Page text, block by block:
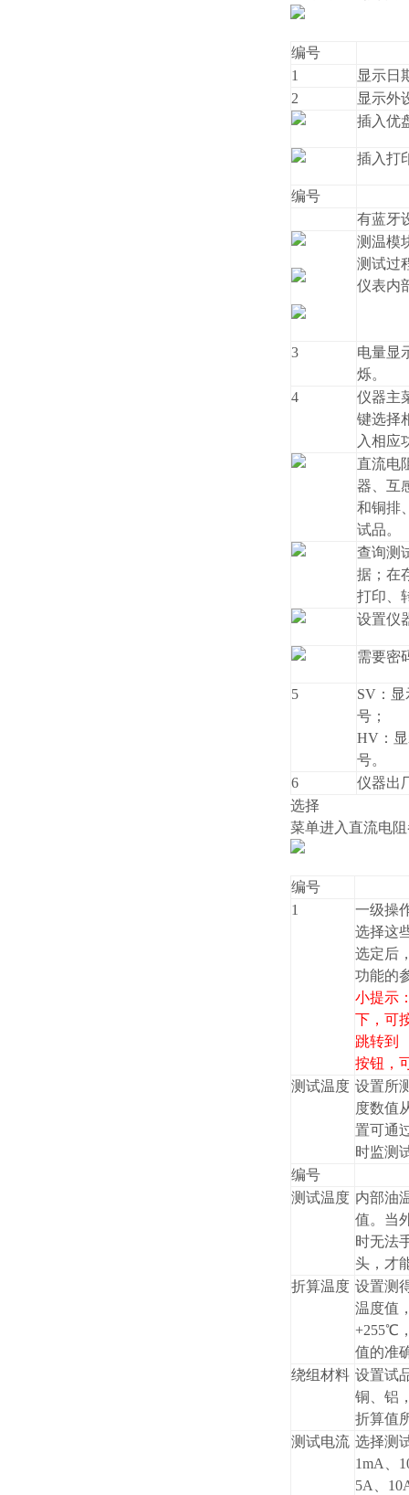
编号
1
显示日
2
显示外
插入优
插入打
编号
有蓝牙
测温模
测试过
仪表内
3
电量显
烁。
4
仪器主
键选择
入相应
直流电
器、互
和铜排
试品。
查询测
据；在
打印、
设置仪
需要密
5
SV：
号；
HV：
号。
6
仪器出
选择
菜单进入直流电
编号
1
一级操
选择这
选定后
功能的
小提示
下，可
跳转到
按钮，
测试温度 设置所
度数值
置可通
时监测
编号
测试温度 内部油
值。当
时无法
头，才
折算温度 设置测
温度值
+255℃
值的准
绕组材料 设置试
铜、铝
折算值
测试电流 选择测
1mA、
5A、